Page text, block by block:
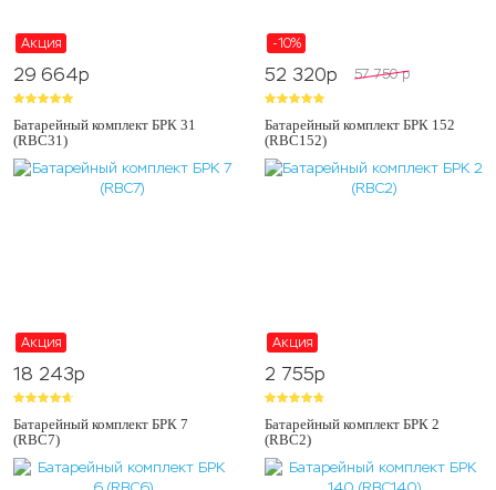
Акция
29 664p
Батарейный комплект БРК 31
(RBC31)
-10%
52 320p 57 750 p
Батарейный комплект БРК 152
(RBC152)
Акция
18 243p
Батарейный комплект БРК 7
(RBC7)
Акция
2 755p
Батарейный комплект БРК 2
(RBC2)